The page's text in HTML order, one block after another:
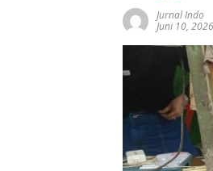
Jurnal Indo
Juni 10, 2026